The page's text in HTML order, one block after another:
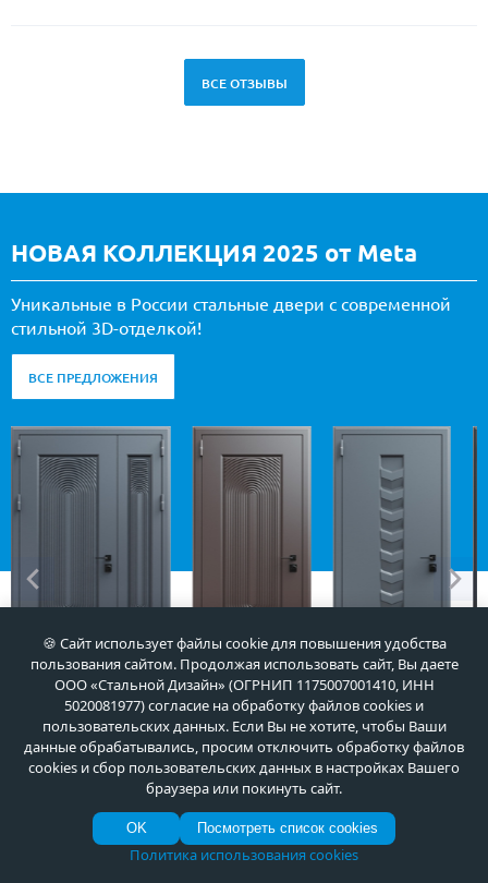
ВСЕ ОТЗЫВЫ
НОВАЯ КОЛЛЕКЦИЯ 2025 от Meta
Уникальные в России стальные двери с современной
стильной 3D-отделкой!
ВСЕ ПРЕДЛОЖЕНИЯ
Арт-ММ1507
55 000руб.
Арт-ММ1534
35 000 руб.
Арт-ММ1279
35 000 руб.
🍪 Сайт использует файлы cookie для повышения удобства
пользования сайтом. Продолжая использовать сайт, Вы даете
ООО «Стальной Дизайн» (ОГРНИП 1175007001410, ИНН
5020081977) согласие на обработку файлов cookies и
пользовательских данных. Если Вы не хотите, чтобы Ваши
данные обрабатывались, просим отключить обработку файлов
cookies и сбор пользовательских данных в настройках Вашего
браузера или покинуть сайт.
OK Посмотреть список cookies
Политика использования cookies